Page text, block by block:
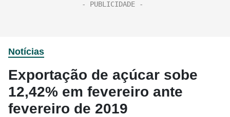
Notícias
Exportação de açúcar sobe
12,42% em fevereiro ante
fevereiro de 2019